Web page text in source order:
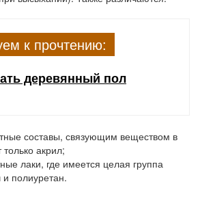
к прочтению:
деревянный пол
составы, связующим веществом в
акрил;
лаки, где имеется целая группа
полиуретан.